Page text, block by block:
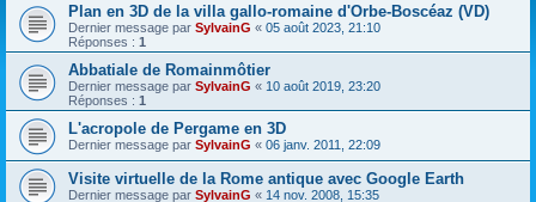
Plan en 3D de la villa gallo-romaine d'Orbe-Boscéaz (VD)
Dernier message par SylvainG « 05 août 2023, 21:10
Réponses : 1
Abbatiale de Romainmôtier
Dernier message par SylvainG « 10 août 2019, 23:20
Réponses : 1
L'acropole de Pergame en 3D
Dernier message par SylvainG « 06 janv. 2011, 22:09
Visite virtuelle de la Rome antique avec Google Earth
Dernier message par SylvainG « 14 nov. 2008, 15:35